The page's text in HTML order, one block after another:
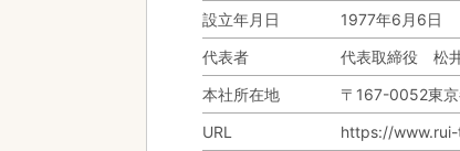
設立年月日
1977年6月6日
代表者
代表取締役 松
本社所在地
〒167-0052東
URL
https://